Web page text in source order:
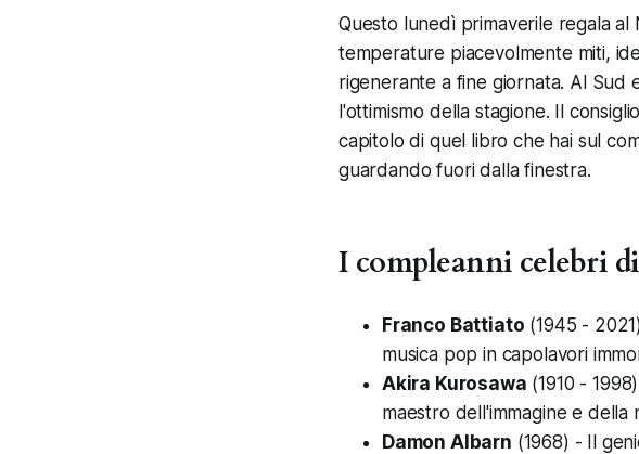
Questo lunedì primaverile regala
temperature piacevolmente miti,
rigenerante a fine giornata. Al Sud
l'ottimismo della stagione. Il
capitolo di quel libro che hai sul
guardando fuori dalla finestra.
I compleanni celebri
Franco Battiato (1945 -
musica pop in capolavori
Akira Kurosawa (1910 -
maestro dell'immagine e della
Damon Albarn (1968) - Il